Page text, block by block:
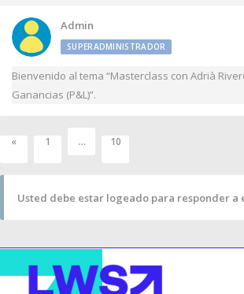
Admin
SUPERADMINISTRADOR
Bienvenido al tema “Masterclass con Adrià
Ganancias (P&L)”.
« 1 … 10
Usted debe estar logeado para responder a